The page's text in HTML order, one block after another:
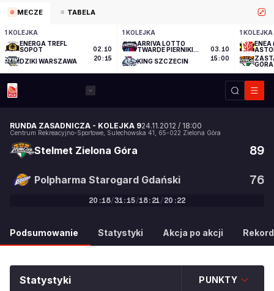
MECZE TABELA
1 KOLEJKA
ENERGA TREFL
SOPOT
DZIKI WARSZAWA
02.10
20:15
1 KOLEJKA
ARRIVA LOTTO
TWARDE PIERNIKI
KING SZCZECIN
03.10
15:00
1 KOLEJKA
ENEA
GÓRA
RUNDA ZASADNICZA - KOLEJKA 924.11.2012 / 18:00
Centrum Rekreacyjno-Sportowe Sulechowska 41 65-022 Zielona Góra
Stelmet Zielona Góra 89
76
Polpharma Starogard Gdański
20 :18/31:15/18: 21/20 :22
89:76
Podsumowanie Statystyki Akcja po akcji
Statystyki PUNKTY